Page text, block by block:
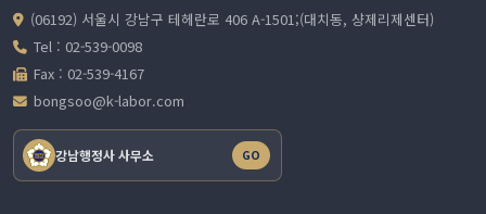
(06192) 서울시 강남구 테헤란로 406 A-1501;(대치동, 샹제리제센터)
Tel : 02-539-0098
Fax : 02-539-4167
bongsoo@k-labor.com
강남행정사 사무소 GO